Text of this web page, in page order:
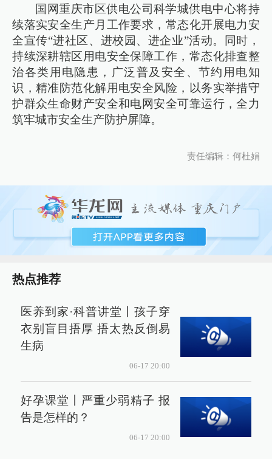
国网重庆市区供电公司科学城供电中心将持
续落实安全生产月工作要求，常态化开展电力安
全宣传“进社区、进校园、进企业”活动。同时，
持续深耕辖区用电安全保障工作，常态化排查整
治各类用电隐患，广泛普及安全、节约用电知
识，精准防范化解用电安全风险，以务实举措守
护群众生命财产安全和电网安全可靠运行，全力
筑牢城市安全生产防护屏障。
责任编辑：何杜娟
热点推荐
医养到家·科普讲堂丨孩子穿
衣别盲目捂厚 捂太热反倒易
生病
06-17 20:00
好孕课堂丨严重少弱精子 报
告是怎样的？
06-17 20:00